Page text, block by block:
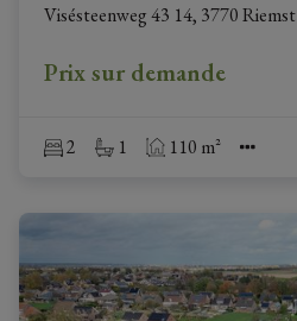
Visésteenweg 43 14, 3770 Riemst
Prix sur demande
2 1 110 m²